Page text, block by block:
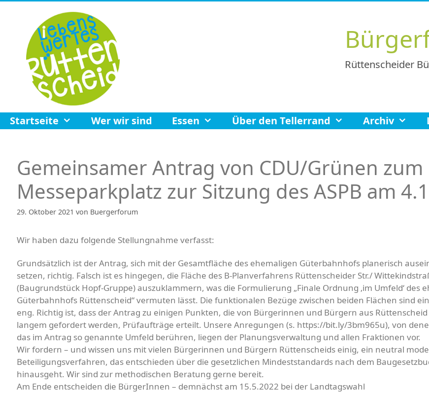
springen
Rüttenscheider
Startseite Wer wir sind Essen Über den Tellerrand Archiv
Gemeinsamer Antrag von CDU/Grünen zum
Messeparkplatz zur Sitzung des ASPB am
29. Oktober 2021 von Buergerforum
Wir haben dazu folgende Stellungnahme verfasst:
Grundsätzlich ist der Antrag, sich mit der Gesamtfläche des ehemaligen Güterbahnhofs planerisch
setzen, richtig. Falsch ist es hingegen, die Fläche des B-Planverfahrens Rüttenscheider Str./
(Baugrundstück Hopf-Gruppe) auszuklammern, was die Formulierung „Finale Ordnung ‚im Umfeld‘ des
Güterbahnhofs Rüttenscheid“ vermuten lässt. Die funktionalen Bezüge zwischen beiden Flächen sind
eng. Richtig ist, dass der Antrag zu einigen Punkten, die von Bürgerinnen und Bürgern aus
langem gefordert werden, Prüfaufträge erteilt. Unsere Anregungen (s. https://bit.ly/3bm965u), von
das im Antrag so genannte Umfeld berühren, liegen der Planungsverwaltung und allen Fraktionen vor.
Wir fordern – und wissen uns mit vielen Bürgerinnen und Bürgern Rüttenscheids einig, ein neutral
Beteiligungsverfahren, das entschieden über die gesetzlichen Mindeststandards nach dem
hinausgeht. Wir sind zur methodischen Beratung gerne bereit.
Am Ende entscheiden die BürgerInnen – demnächst am 15.5.2022 bei der Landtagswahl